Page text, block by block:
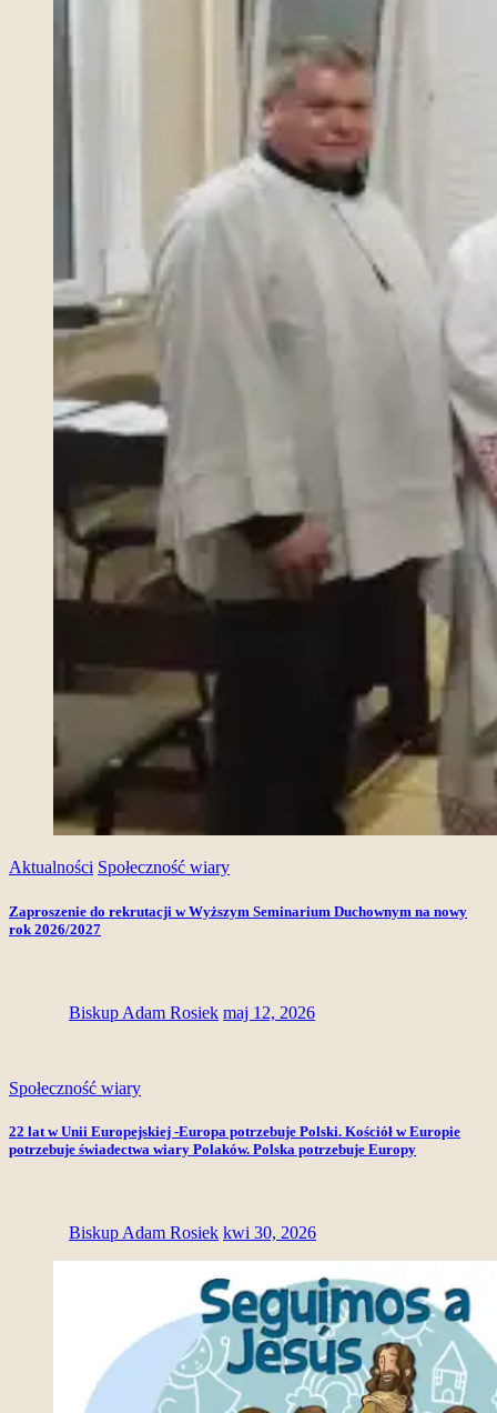
Aktualności Społeczność wiary
Zaproszenie do rekrutacji w Wyższym Seminarium Duchownym na nowy
rok 2026/2027
Biskup Adam Rosiek maj 12, 2026
Społeczność wiary
22 lat w Unii Europejskiej -Europa potrzebuje Polski. Kościół w Europie
potrzebuje świadectwa wiary Polaków. Polska potrzebuje Europy
Biskup Adam Rosiek kwi 30, 2026